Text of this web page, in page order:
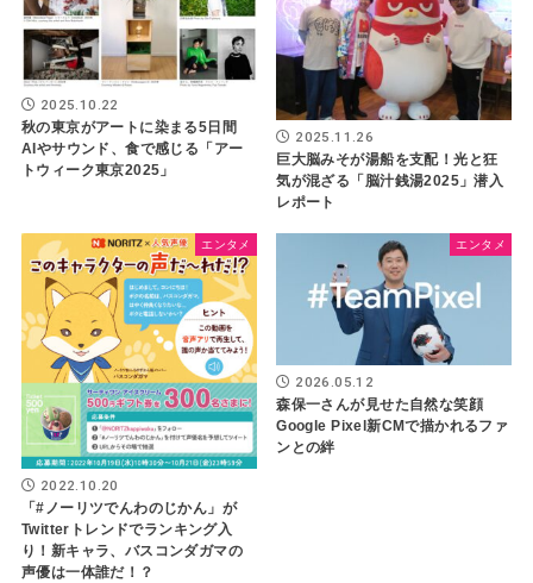
2025.10.22
秋の東京がアートに染まる5日間
AIやサウンド、食で感じる「アー
トウィーク東京2025」
2025.11.26
巨大脳みそが湯船を支配！光と狂
気が混ざる「脳汁銭湯2025」潜入
レポート
エンタメ
2022.10.20
「#ノーリツでんわのじかん」が
Twitterトレンドでランキング入
り！新キャラ、バスコンダガマの
声優は一体誰だ！？
エンタメ
2026.05.12
森保一さんが見せた自然な笑顔
Google Pixel新CMで描かれるファ
ンとの絆